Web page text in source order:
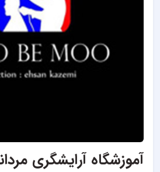
آموزشگاه آرایشگری